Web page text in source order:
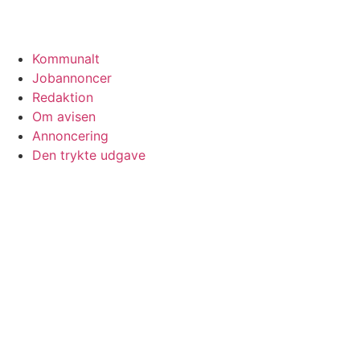
Kommunalt
Jobannoncer
Redaktion
Om avisen
Annoncering
Den trykte udgave